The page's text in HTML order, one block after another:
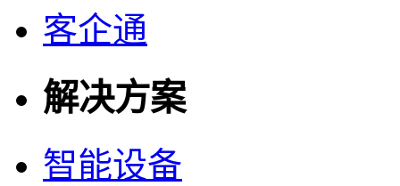
客企通
解决方案
智能设备